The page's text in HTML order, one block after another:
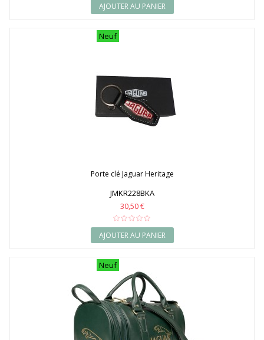
AJOUTER AU PANIER
Neuf
Porte clé Jaguar Heritage
JMKR228BKA
30,50 €
AJOUTER AU PANIER
Neuf